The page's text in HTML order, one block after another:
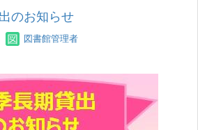
のお知らせ
図書館管理者